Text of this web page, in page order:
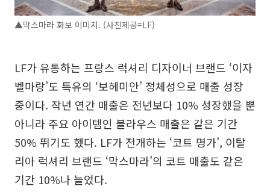
▲막스마라 화보 이미지. (사진제공=LF)
LF가 유통하는 프랑스 럭셔리 디자이너 브랜드 ‘이자
벨마랑’도 특유의 ‘보헤미안’ 정체성으로 매출 성장
중이다. 작년 연간 매출은 전년보다 10% 성장했을 뿐
아니라 주요 아이템인 블라우스 매출은 같은 기간
50% 뛰기도 했다. LF가 전개하는 ‘코트 명가’, 이탈
리아 럭셔리 브랜드 ‘막스마라’의 코트 매출도 같은
기간 10%나 늘었다.